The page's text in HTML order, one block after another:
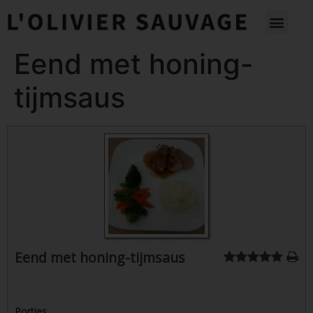
Eend met honing-
tijmsaus
Eend met honing-tijmsaus